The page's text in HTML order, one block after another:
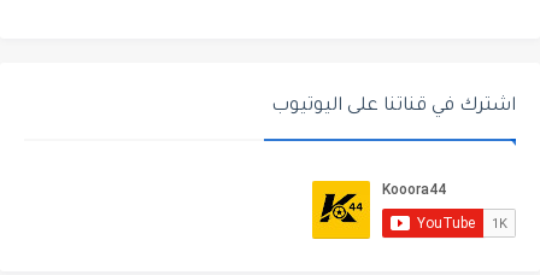
اشترك في قناتنا على اليوتيوب